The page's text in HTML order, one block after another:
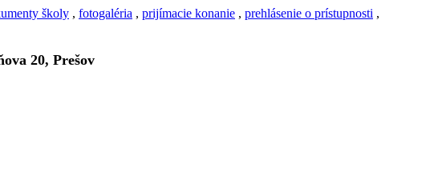
školy , fotogaléria , prijímacie konanie , prehlásenie o prístupnosti ,
20, Prešov